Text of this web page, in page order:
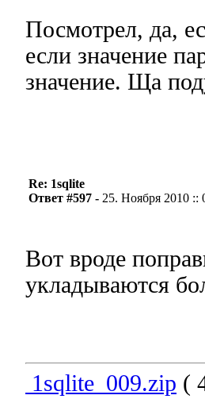
Посмотрел, да,
если значение
значение. Ща
Re: 1sqlite
Ответ #597 - 25. Ноября 2010 ::
Вот вроде
укладываются
1sqlite_009.zip (